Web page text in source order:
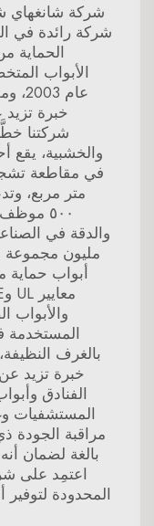
شركة شانغهاي
شركة رائدة في
الحماية
الأبواب
عام
شركتنا
والخشبية، يقع
متر مربع،
٥٠٠
والدقة في
مليون مجموعة
أبواب حماية
والأبواب
المستخدمة
بالغرف
الفنادق
المستشفيات
مراقبة الجودة
بالغة لضمان
اعتمِد على
المحدودة لتوفير